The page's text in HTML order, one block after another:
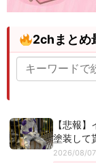
2chまとめ
【悲報
塗装して
2026/08/